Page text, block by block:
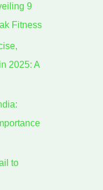
9
Fitness
2025: A
to